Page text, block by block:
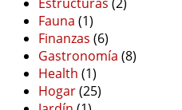
Fauna (1)
Finanzas (6)
Gastronomía (8)
Health (1)
Hogar(25)